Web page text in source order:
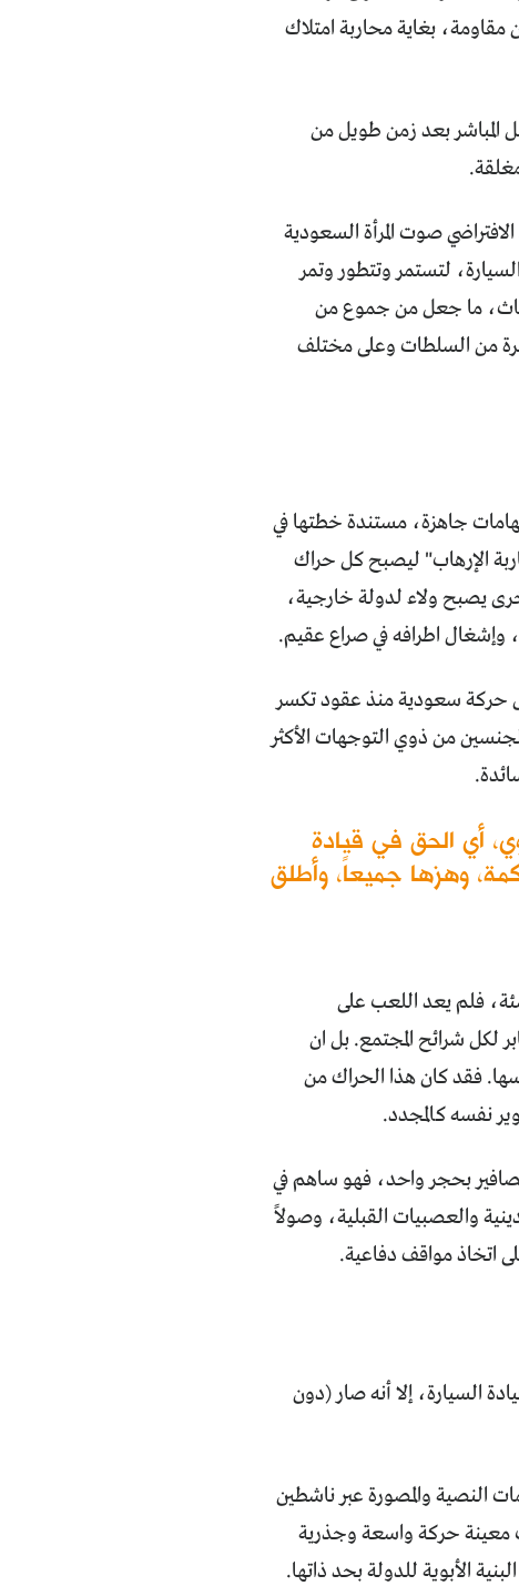
بغاية محاربة امتلاك
المباشر بعد زمن طويل من
مكنت منصات الفضاء الافتراضي صوت المرأة السعودية
لتستمر وتتطور وتمر
ما جعل من جموع من
من السلطات وعلى مختلف
جاهزة، مستندة خطتها في
الإرهاب" ليصبح كل حراك
يصبح ولاء لدولة خارجية،
اطرافه في صراع عقيم.
حركة سعودية منذ عقود تكسر
من ذوي التوجهات الأكثر
أي الحق في قيادة
وهزها جميعاً، وأطلق
فلم يعد اللعب على
لكل شرائح المجتمع. بل ان
فقد كان هذا الحراك من
نفسه كالمجدد.
بحجر واحد، فهو ساهم في
والعصبيات القبلية، وصولاً
اتخاذ مواقف دفاعية.
السيارة، إلا أنه صار (دون
النصية والمصورة عبر ناشطين
معينة حركة واسعة وجذرية
الأبوية للدولة بحد ذاتها.